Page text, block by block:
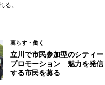
。
暮らす・働く
立川で市民参加型のシティー
プロモーション 魅力を発信
する市民を募る